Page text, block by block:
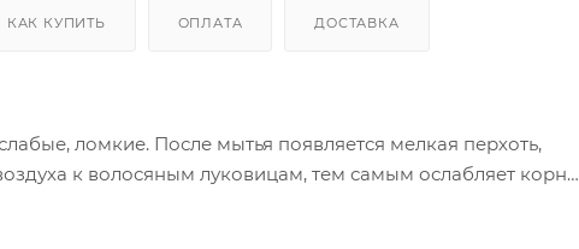
КАК КУПИТЬ ОПЛАТА ДОСТАВКА
ломкие. После мытья появляется мелкая перхоть,
к волосяным луковицам, тем самым ослабляет корни